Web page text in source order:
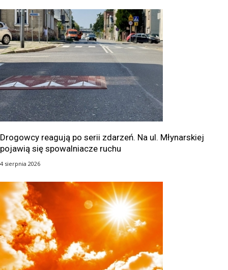
Drogowcy reagują po serii zdarzeń. Na ul. Młynarskiej
pojawią się spowalniacze ruchu
4 sierpnia 2026